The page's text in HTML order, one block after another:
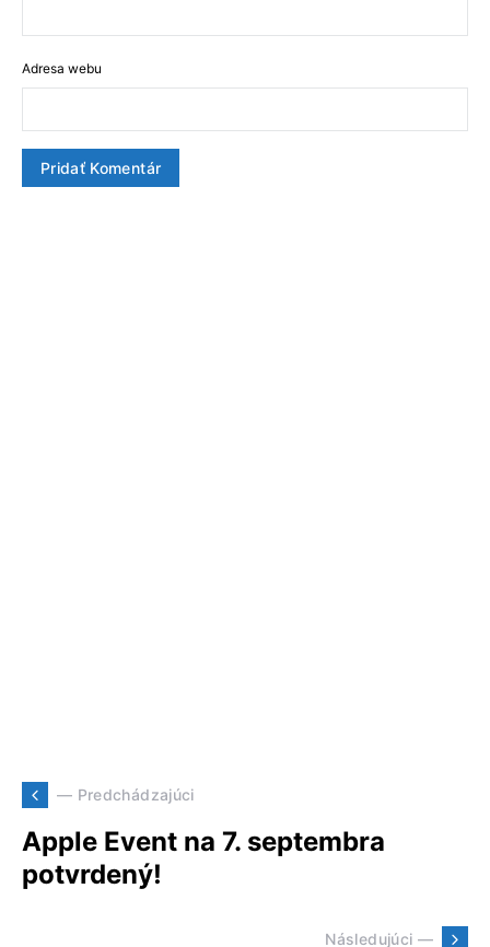
Adresa webu
— Predchádzajúci
Apple Event na 7. septembra
potvrdený!
Následujúci —